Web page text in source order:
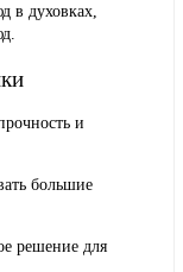
в духовках,
и
большие
решение для